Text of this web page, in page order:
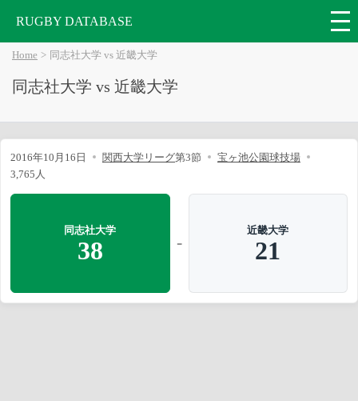
RUGBY DATABASE
Home 同志社大学 vs 近畿大学
同志社大学 vs 近畿大学
2016年10月16日 関西大学リーグ第3節
宝ヶ池公園球技場
3,765人
同志社大学
38 -
近畿大学
21